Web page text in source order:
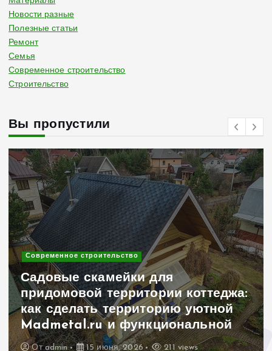
Новости разные
Полезные статьи
Ремонт
Семья
Современное строительство
Строительство
Вы пропустили
Современное строительство
Садовые скамейки для
придомовой территории коттеджа:
как сделать территорию уютной
Madmetal.ru и функциональной
Отadmin 15 июня, 2026 211 views